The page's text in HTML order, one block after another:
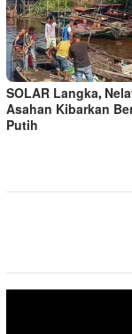
SOLAR Langka,
Asahan Kibarkan
Putih